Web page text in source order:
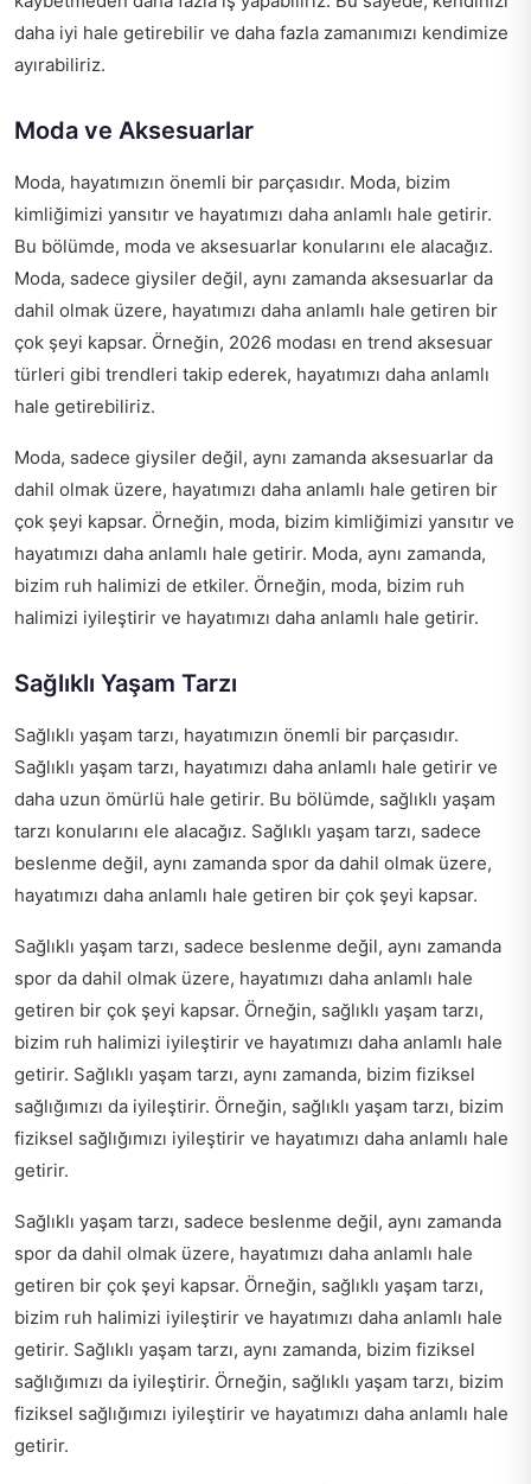
daha iyi hale getirebilir ve daha fazla zamanımızı kendimize
ayırabiliriz.
Moda ve Aksesuarlar
Moda, hayatımızın önemli bir parçasıdır. Moda, bizim
kimliğimizi yansıtır ve hayatımızı daha anlamlı hale getirir.
Bu bölümde, moda ve aksesuarlar konularını ele alacağız.
Moda, sadece giysiler değil, aynı zamanda aksesuarlar da
dahil olmak üzere, hayatımızı daha anlamlı hale getiren bir
çok şeyi kapsar. Örneğin, 2026 modası en trend aksesuar
türleri gibi trendleri takip ederek, hayatımızı daha anlamlı
hale getirebiliriz.
Moda, sadece giysiler değil, aynı zamanda aksesuarlar da
dahil olmak üzere, hayatımızı daha anlamlı hale getiren bir
çok şeyi kapsar. Örneğin, moda, bizim kimliğimizi yansıtır ve
hayatımızı daha anlamlı hale getirir. Moda, aynı zamanda,
bizim ruh halimizi de etkiler. Örneğin, moda, bizim ruh
halimizi iyileştirir ve hayatımızı daha anlamlı hale getirir.
Sağlıklı Yaşam Tarzı
Sağlıklı yaşam tarzı, hayatımızın önemli bir parçasıdır.
Sağlıklı yaşam tarzı, hayatımızı daha anlamlı hale getirir ve
daha uzun ömürlü hale getirir. Bu bölümde, sağlıklı yaşam
tarzı konularını ele alacağız. Sağlıklı yaşam tarzı, sadece
beslenme değil, aynı zamanda spor da dahil olmak üzere,
hayatımızı daha anlamlı hale getiren bir çok şeyi kapsar.
Sağlıklı yaşam tarzı, sadece beslenme değil, aynı zamanda
spor da dahil olmak üzere, hayatımızı daha anlamlı hale
getiren bir çok şeyi kapsar. Örneğin, sağlıklı yaşam tarzı,
bizim ruh halimizi iyileştirir ve hayatımızı daha anlamlı hale
getirir. Sağlıklı yaşam tarzı, aynı zamanda, bizim fiziksel
sağlığımızı da iyileştirir. Örneğin, sağlıklı yaşam tarzı, bizim
fiziksel sağlığımızı iyileştirir ve hayatımızı daha anlamlı hale
getirir.
Sağlıklı yaşam tarzı, sadece beslenme değil, aynı zamanda
spor da dahil olmak üzere, hayatımızı daha anlamlı hale
getiren bir çok şeyi kapsar. Örneğin, sağlıklı yaşam tarzı,
bizim ruh halimizi iyileştirir ve hayatımızı daha anlamlı hale
getirir. Sağlıklı yaşam tarzı, aynı zamanda, bizim fiziksel
sağlığımızı da iyileştirir. Örneğin, sağlıklı yaşam tarzı, bizim
fiziksel sağlığımızı iyileştirir ve hayatımızı daha anlamlı hale
getirir.